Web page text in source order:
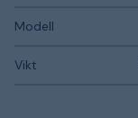
Modell
Vikt